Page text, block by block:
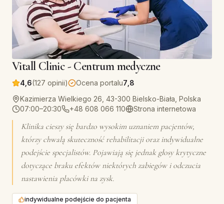
Vitall Clinic - Centrum medyczne
4,6(127 opinii) Ocena portalu7,8
Kazimierza Wielkiego 26, 43-300 Bielsko-Biała, Polska
07:00–20:30
+48 608 066 110 Strona internetowa
Klinika cieszy się bardzo wysokim uznaniem pacjentów,
którzy chwalą skuteczność rehabilitacji oraz indywidualne
podejście specjalistów. Pojawiają się jednak głosy krytyczne
dotyczące braku efektów niektórych zabiegów i odczucia
nastawienia placówki na zysk.
indywidualne podejście do pacjenta